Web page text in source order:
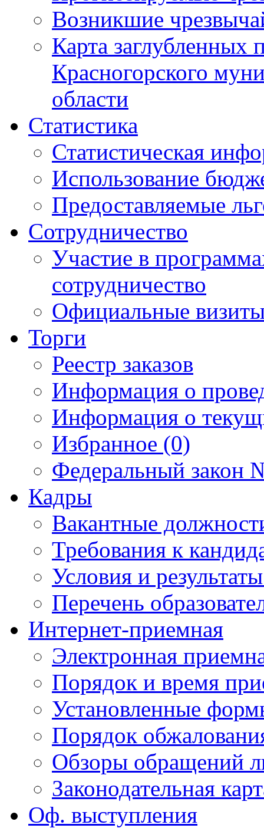
Возникшие
Карта
Красногорского
области
Статистика
Статистическая
Использование
Предоставляемые
Сотрудничество
Участие в
сотрудничество
Официальные
Торги
Реестр заказов
Информация о
Информация о
Избранное (0)
Федеральный закон
Кадры
Вакантные
Требования к
Условия и
Перечень
Интернет-приемная
Электронная
Порядок и время
Установленные
Порядок
Обзоры обращений
Законодательная
Оф. выступления